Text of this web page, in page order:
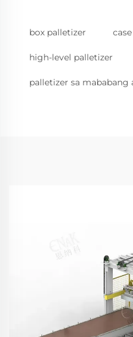
box palletizer
high-level palletizer
palletizer sa mababang